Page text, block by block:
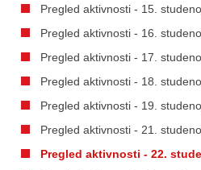
Pregled aktivnosti - 15.
Pregled aktivnosti - 16.
Pregled aktivnosti - 17.
Pregled aktivnosti - 18.
Pregled aktivnosti - 19.
Pregled aktivnosti - 21.
Pregled aktivnosti - 22.